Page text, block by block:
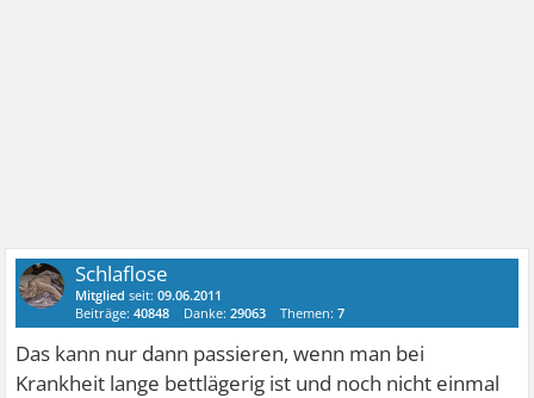
Schlaflose
Mitglied seit:09.06.2011
Beiträge:40848 Danke:29063 Themen:7
Das kann nur dann passieren, wenn man bei
Krankheit lange bettlägerig ist und noch nicht einmal